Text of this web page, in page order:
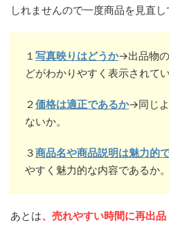
しれませんので一度商品を見直し
１ 写真映りはどうか→出品物
どがわかりやすく表示されてい
２ 価格は適正であるか→同じよ
ないか。
３商品名や商品説明は魅力的
やすく魅力的な内容であるか。
あとは、売れやすい時間に再出品